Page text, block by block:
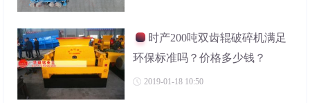
时产200吨双齿辊破碎机满足
环保标准吗？价格多少钱？
2019-01-18 10:50